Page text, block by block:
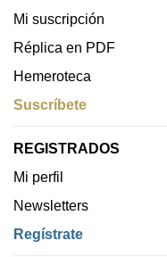
Mi suscripción
Réplica en PDF
Hemeroteca
Suscríbete
REGISTRADOS
Mi perfil
Newsletters
Regístrate